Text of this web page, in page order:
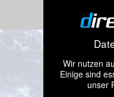
Wir nutzen
Einige sind
unser